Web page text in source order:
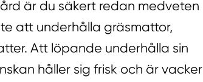
är du säkert redan medveten
att underhålla gräsmattor,
Att löpande underhålla sin
håller sig frisk och är vacker